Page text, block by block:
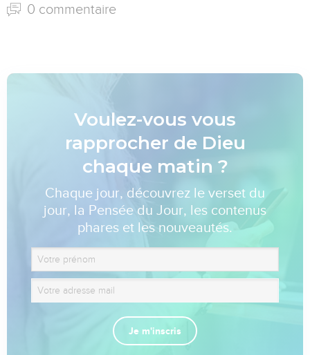
0 commentaire
Voulez-vous vous
rapprocher de Dieu
chaque matin ?
Chaque jour, découvrez le verset du
jour, la Pensée du Jour, les contenus
phares et les nouveautés.
Je m'inscris